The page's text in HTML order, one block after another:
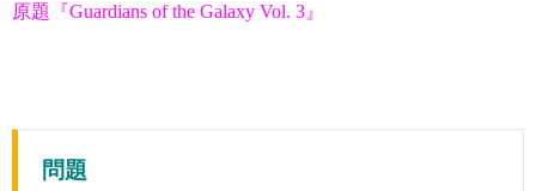
原題『Guardians of the Galaxy Vol. 3』
問題